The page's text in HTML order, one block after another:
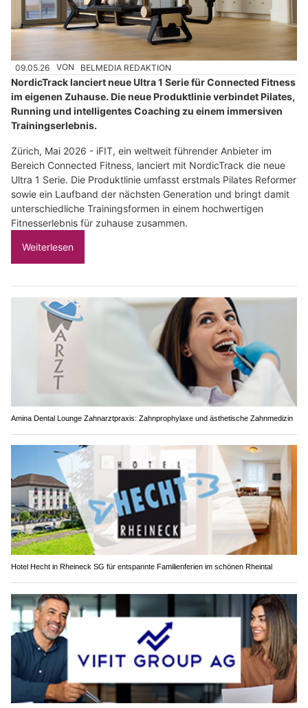
09.05.26 VON BELMEDIA REDAKTION
NordicTrack lanciert neue Ultra 1 Serie für Connected Fitness
im eigenen Zuhause. Die neue Produktlinie verbindet Pilates,
Running und intelligentes Coaching zu einem immersiven
Trainingserlebnis.
Zürich, Mai 2026 - iFIT, ein weltweit führender Anbieter im
Bereich Connected Fitness, lanciert mit NordicTrack die neue
Ultra 1 Serie. Die Produktlinie umfasst erstmals Pilates Reformer
sowie ein Laufband der nächsten Generation und bringt damit
unterschiedliche Trainingsformen in einem hochwertigen
Fitnesserlebnis für zuhause zusammen.
Weiterlesen
Amina Dental Lounge Zahnarztpraxis: Zahnprophylaxe und ästhetische Zahnmedizin
Hotel Hecht in Rheineck SG für entspannte Familienferien im schönen Rheintal